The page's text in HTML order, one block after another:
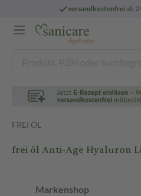
versandkostenfreiab 29 €
FREI ÖL
frei öl Anti-Age Hyaluron
Markenshop